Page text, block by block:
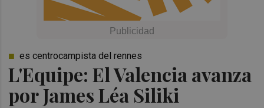
L'Equipe: El Valencia avanza
por James Léa Siliki
es centrocampista del rennes